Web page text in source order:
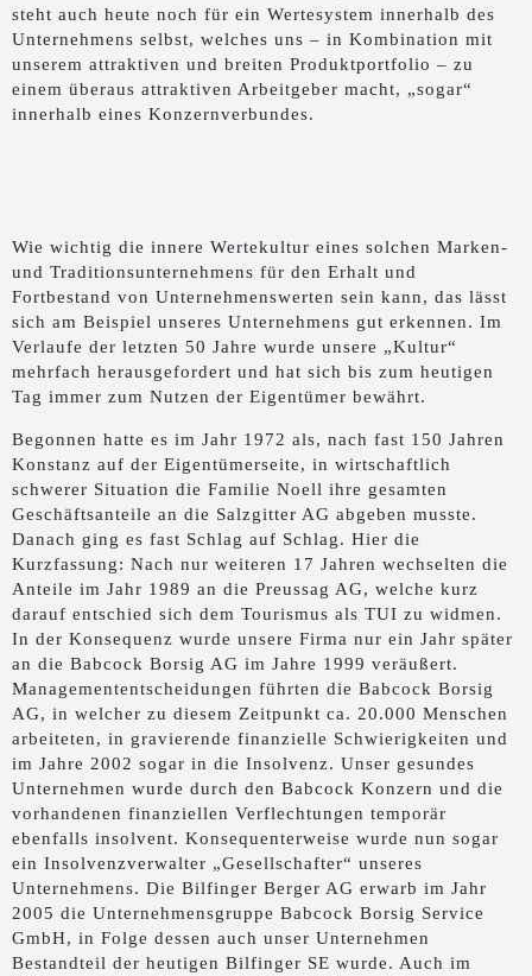
steht auch heute noch für ein Wertesystem innerhalb des
Unternehmens selbst, welches uns – in Kombination mit
unserem attraktiven und breiten Produktportfolio – zu
einem überaus attraktiven Arbeitgeber macht, „sogar“
innerhalb eines Konzernverbundes.
Wie wichtig die innere Wertekultur eines solchen Marken-
und Traditionsunternehmens für den Erhalt und
Fortbestand von Unternehmenswerten sein kann, das lässt
sich am Beispiel unseres Unternehmens gut erkennen. Im
Verlaufe der letzten 50 Jahre wurde unsere „Kultur“
mehrfach herausgefordert und hat sich bis zum heutigen
Tag immer zum Nutzen der Eigentümer bewährt.
Begonnen hatte es im Jahr 1972 als, nach fast 150 Jahren
Konstanz auf der Eigentümerseite, in wirtschaftlich
schwerer Situation die Familie Noell ihre gesamten
Geschäftsanteile an die Salzgitter AG abgeben musste.
Danach ging es fast Schlag auf Schlag. Hier die
Kurzfassung: Nach nur weiteren 17 Jahren wechselten die
Anteile im Jahr 1989 an die Preussag AG, welche kurz
darauf entschied sich dem Tourismus als TUI zu widmen.
In der Konsequenz wurde unsere Firma nur ein Jahr später
an die Babcock Borsig AG im Jahre 1999 veräußert.
Managemententscheidungen führten die Babcock Borsig
AG, in welcher zu diesem Zeitpunkt ca. 20.000 Menschen
arbeiteten, in gravierende finanzielle Schwierigkeiten und
im Jahre 2002 sogar in die Insolvenz. Unser gesundes
Unternehmen wurde durch den Babcock Konzern und die
vorhandenen finanziellen Verflechtungen temporär
ebenfalls insolvent. Konsequenterweise wurde nun sogar
ein Insolvenzverwalter „Gesellschafter“ unseres
Unternehmens. Die Bilfinger Berger AG erwarb im Jahr
2005 die Unternehmensgruppe Babcock Borsig Service
GmbH, in Folge dessen auch unser Unternehmen
Bestandteil der heutigen Bilfinger SE wurde. Auch im